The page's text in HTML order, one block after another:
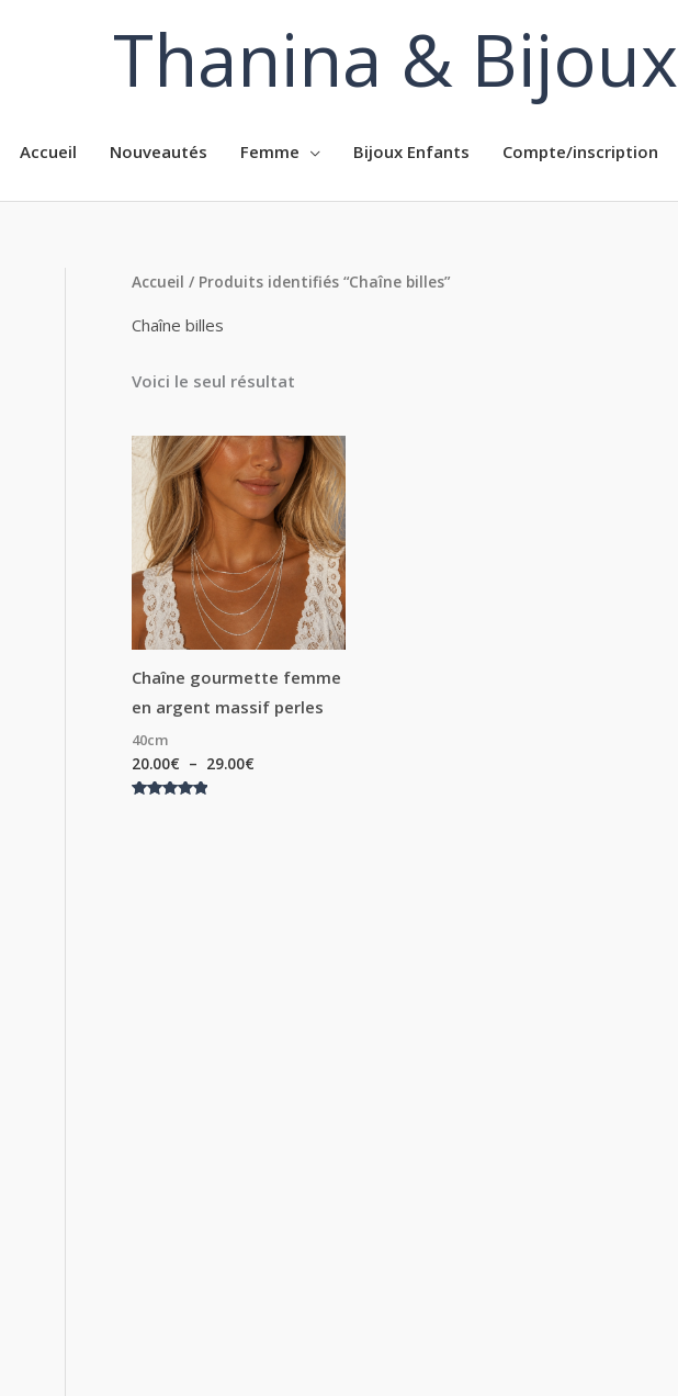
Thanina & Bijoux
Accueil Nouveautés Femme Bijoux Enfants Compte/inscription
Accueil / Produits identifiés “Chaîne billes”
Chaîne billes
Voici le seul résultat
Chaîne gourmette femme
en argent massif perles
40cm
20.00€ – 29.00€
Plage
de
prix :
20.00€
à
29.00€